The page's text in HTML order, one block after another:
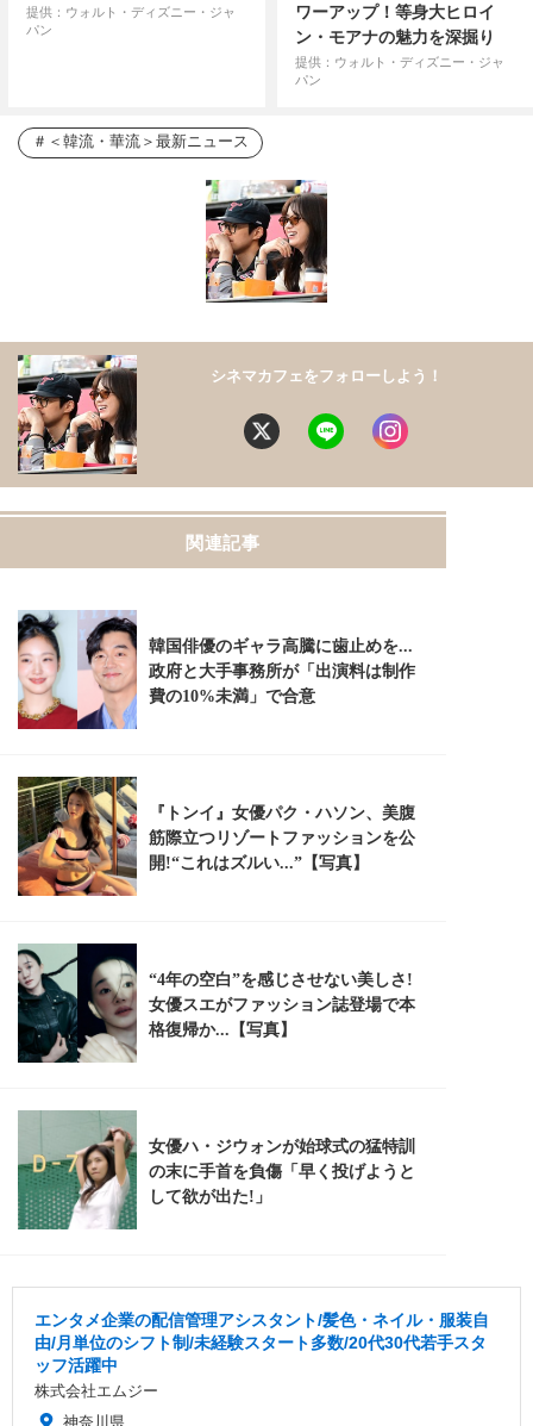
提供：ウォルト・ディズニー・ジャ
パン
ワーアップ！等身大ヒロイ
ン・モアナの魅力を深掘り
提供：ウォルト・ディズニー・ジャ
パン
＜韓流・華流＞最新ニュース
シネマカフェをフォローしよう！
エンタメ企業の配信管理アシスタント/髪色・ネイル・服装自
由/月単位のシフト制/未経験スタート多数/20代30代若手スタ
ッフ活躍中
株式会社エムジー
神奈川県